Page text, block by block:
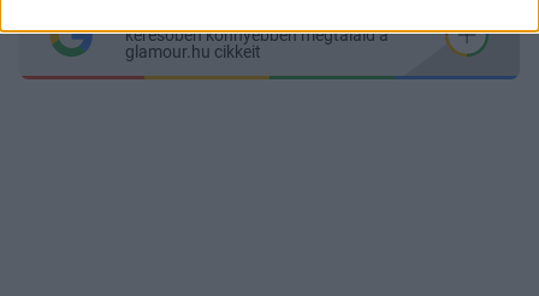
keresőben könnyebben megtaláld a
glamour.hu cikkeit